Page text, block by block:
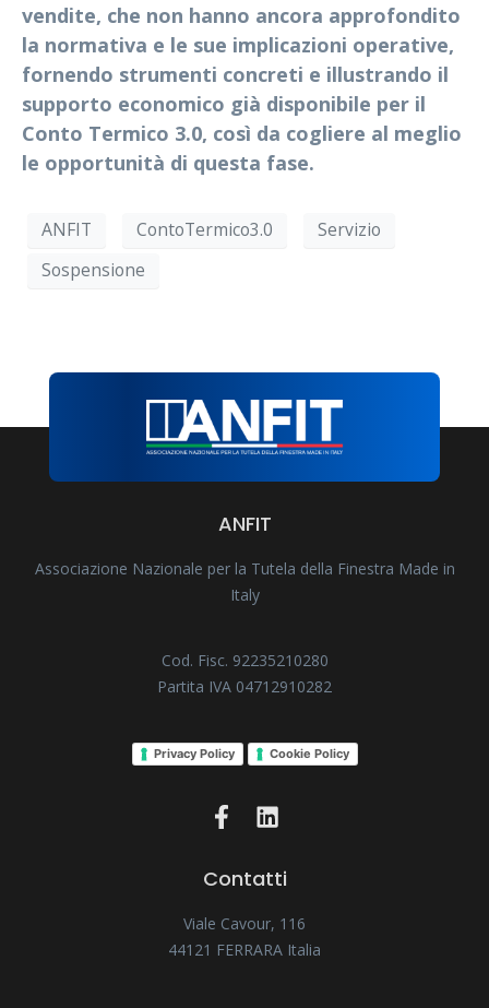
vendite, che non hanno ancora approfondito
la normativa e le sue implicazioni operative,
fornendo strumenti concreti e illustrando il
supporto economico già disponibile per il
Conto Termico 3.0, così da cogliere al meglio
le opportunità di questa fase.
ANFIT ContoTermico3.0
Servizio
Sospensione
ANFIT
Associazione Nazionale per la Tutela della Finestra Made in
Italy
Cod. Fisc. 92235210280
Partita IVA 04712910282
Privacy Policy Cookie Policy
Contatti
Viale Cavour, 116
44121 FERRARA Italia